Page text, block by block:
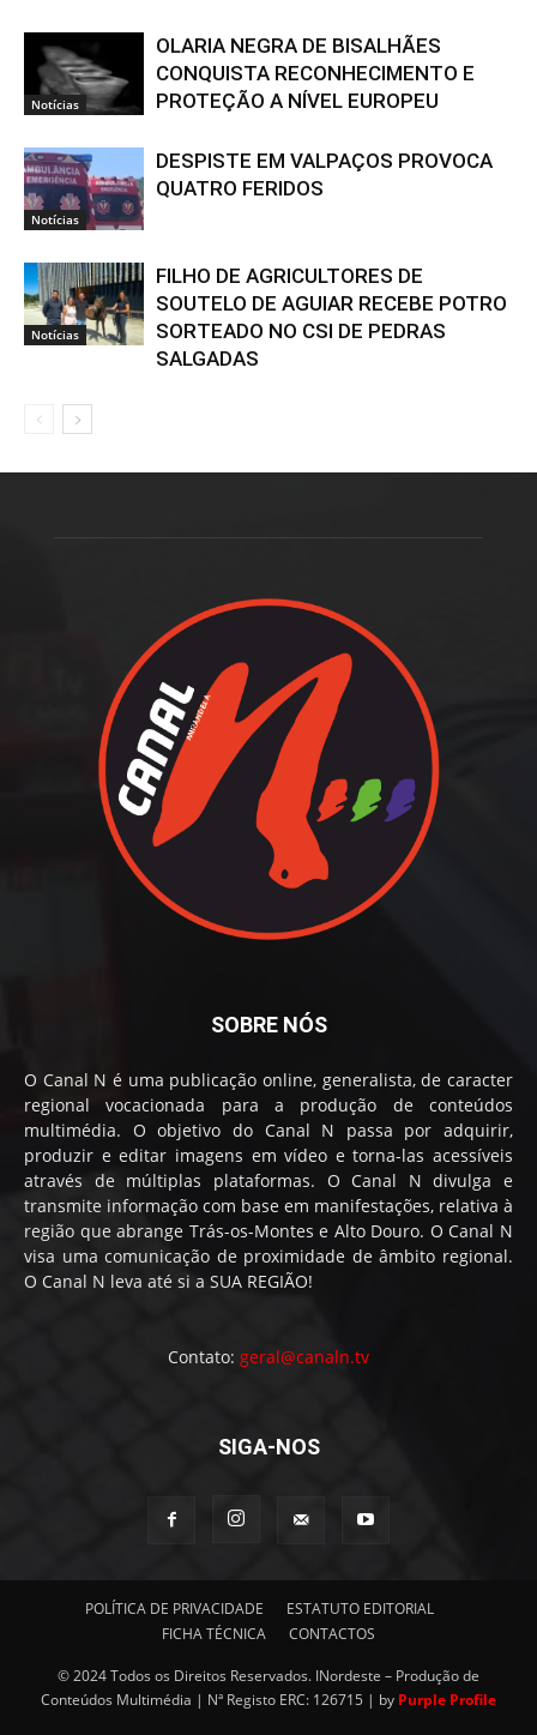
Notícias
OLARIA NEGRA DE BISALHÃES
CONQUISTA RECONHECIMENTO E
PROTEÇÃO A NÍVEL EUROPEU
Notícias
DESPISTE EM VALPAÇOS PROVOCA
QUATRO FERIDOS
Notícias
FILHO DE AGRICULTORES DE
SOUTELO DE AGUIAR RECEBE POTRO
SORTEADO NO CSI DE PEDRAS
SALGADAS
SOBRE NÓS
O Canal N é uma publicação online, generalista, de caracter
regional vocacionada para a produção de conteúdos
multimédia. O objetivo do Canal N passa por adquirir,
produzir e editar imagens em vídeo e torna-las acessíveis
através de múltiplas plataformas. O Canal N divulga e
transmite informação com base em manifestações, relativa à
região que abrange Trás-os-Montes e Alto Douro. O Canal N
visa uma comunicação de proximidade de âmbito regional.
O Canal N leva até si a SUA REGIÃO!
Contato: geral@canaln.tv
SIGA-NOS
POLÍTICA DE PRIVACIDADE
ESTATUTO EDITORIAL
FICHA TÉCNICA
CONTACTOS
© 2024 Todos os Direitos Reservados. INordeste – Produção de
Conteúdos Multimédia | Nª Registo ERC: 126715 | by Purple Profile